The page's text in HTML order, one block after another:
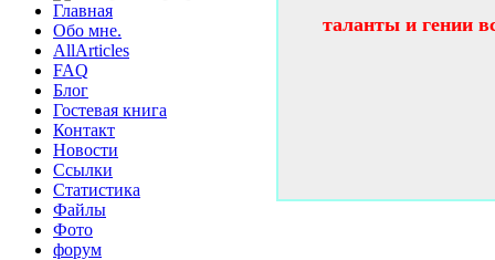
Главная
Обо мне.
AllArticles
FAQ
Блог
Гостевая книга
Контакт
Новости
Ссылки
Статистика
Файлы
Фото
форум
таланты и гении